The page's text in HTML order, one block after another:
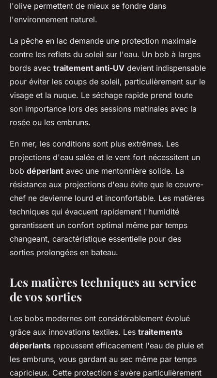
l'olive permettent de mieux se fondre dans
l'environnement naturel.
La pêche en lac demande une protection maximale
contre les reflets du soleil sur l'eau. Un bob à larges
bords avec traitement anti-UV devient indispensable
pour éviter les coups de soleil, particulièrement sur le
visage et la nuque. Le séchage rapide prend toute
son importance lors des sessions matinales avec la
rosée ou les embruns.
En mer, les conditions sont plus extrêmes. Les
projections d'eau salée et le vent fort nécessitent un
bob déperlant avec une mentonnière solide. La
résistance aux projections d'eau évite que le couvre-
chef ne devienne lourd et inconfortable. Les matières
techniques qui évacuent rapidement l'humidité
garantissent un confort optimal même par temps
changeant, caractéristique essentielle pour des
sorties prolongées en bateau.
Les matières techniques au service
de vos sorties
Les bobs modernes ont considérablement évolué
grâce aux innovations textiles. Les traitements
déperlants repoussent efficacement l'eau de pluie et
les embruns, vous gardant au sec même par temps
capricieux. Cette protection s'avère particulièrement